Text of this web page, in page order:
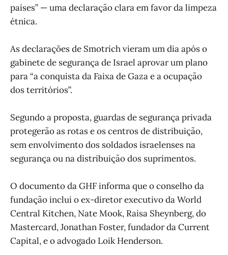
países” — uma declaração clara em favor da limpeza
étnica.
As declarações de Smotrich vieram um dia após o
gabinete de segurança de Israel aprovar um plano
para “a conquista da Faixa de Gaza e a ocupação
dos territórios”.
Segundo a proposta, guardas de segurança privada
protegerão as rotas e os centros de distribuição,
sem envolvimento dos soldados israelenses na
segurança ou na distribuição dos suprimentos.
O documento da GHF informa que o conselho da
fundação inclui o ex-diretor executivo da World
Central Kitchen, Nate Mook, Raisa Sheynberg, do
Mastercard, Jonathan Foster, fundador da Current
Capital, e o advogado Loik Henderson.